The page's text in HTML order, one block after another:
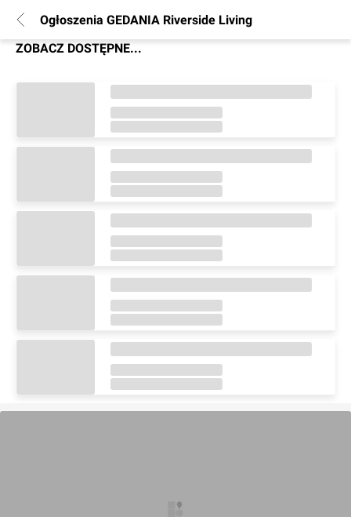
Ogłoszenia GEDANIA Riverside Living
ZOBACZ DOSTĘPNE...